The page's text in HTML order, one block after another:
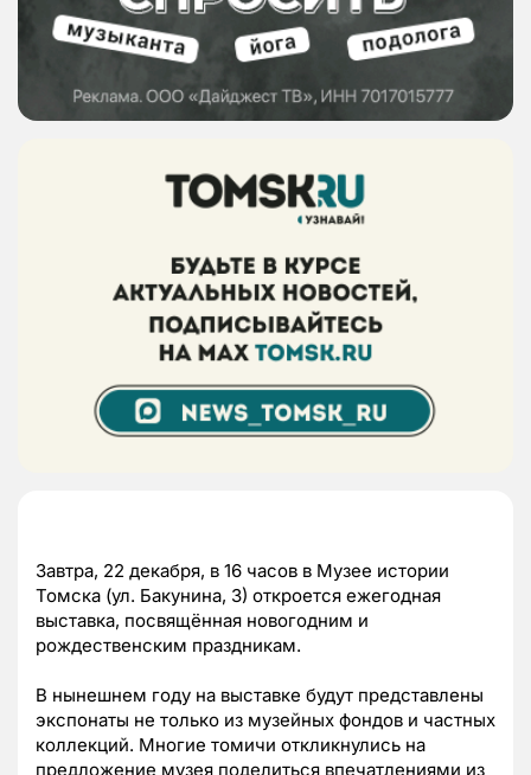
Завтра, 22 декабря, в 16 часов в Музее истории
Томска (ул. Бакунина, 3) откроется ежегодная
выставка, посвящённая новогодним и
рождественским праздникам.
В нынешнем году на выставке будут представлены
экспонаты не только из музейных фондов и частных
коллекций. Многие томичи откликнулись на
предложение музея поделиться впечатлениями из